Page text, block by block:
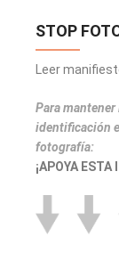
STOP
Leer
Para
identificación
fotografía:
¡APOYA ESTA